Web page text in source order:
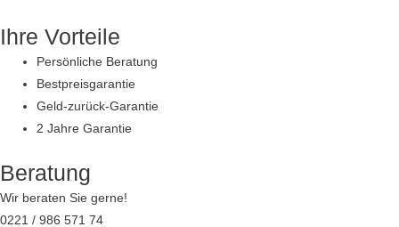
Inhalt
springen
Ihre Vorteile
Persönliche Beratung
Bestpreisgarantie
Geld-zurück-Garantie
2 Jahre Garantie
Beratung
Wir beraten Sie gerne!
0221 / 986 571 74